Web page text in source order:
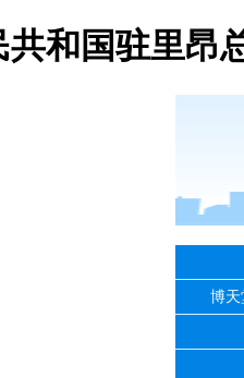
共和国驻里昂
博天